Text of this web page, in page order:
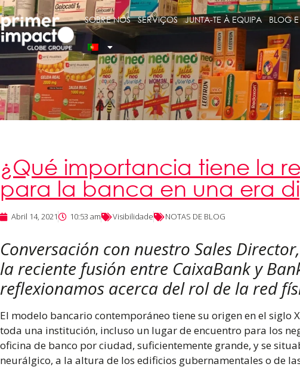
SOBRE NÓS SERVIÇOS JUNTA-TE À EQUIPA BLOG
¿Qué importancia tiene la
para la banca en una era
Abril 14, 2021 10:53 am Visibilidade NOTAS DE BLOG
Conversación con nuestro Sales
la reciente fusión entre CaixaBank y
reflexionamos acerca del rol de la red
El modelo bancario contemporáneo tiene su origen en el siglo
toda una institución, incluso un lugar de encuentro para los
oficina de banco por ciudad, suficientemente grande, y se
neurálgico, a la altura de los edificios gubernamentales o de